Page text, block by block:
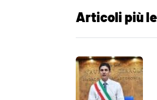
Articoli più